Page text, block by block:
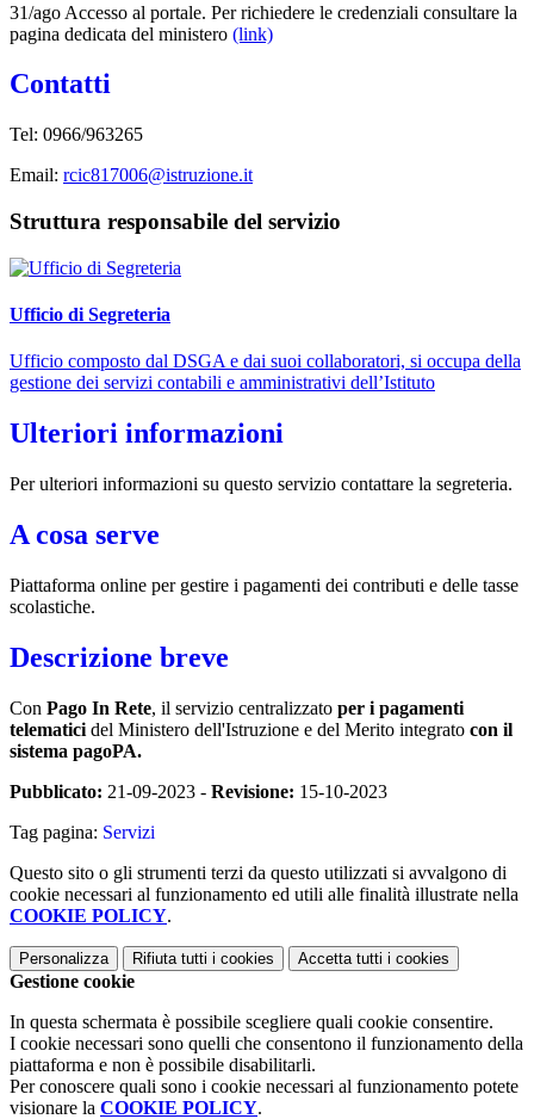
31/ago Accesso al portale. Per richiedere le credenziali consultare la
pagina dedicata del ministero (link)
Contatti
Tel: 0966/963265
Email: rcic817006@istruzione.it
Struttura responsabile del servizio
Ufficio di Segreteria
Ufficio composto dal DSGA e dai suoi collaboratori, si occupa della
gestione dei servizi contabili e amministrativi dell’Istituto
Ulteriori informazioni
Per ulteriori informazioni su questo servizio contattare la segreteria.
A cosa serve
Piattaforma online per gestire i pagamenti dei contributi e delle tasse
scolastiche.
Descrizione breve
Con Pago In Rete, il servizio centralizzato per i pagamenti
telematici del Ministero dell'Istruzione e del Merito integrato con il
sistema pagoPA.
Pubblicato: 21-09-2023 - Revisione: 15-10-2023
Tag pagina: Servizi
Questo sito o gli strumenti terzi da questo utilizzati si avvalgono di
cookie necessari al funzionamento ed utili alle finalità illustrate nella
COOKIE POLICY.
Personalizza Rifiuta tutti i cookies Accetta tutti i cookies
Gestione cookie
In questa schermata è possibile scegliere quali cookie consentire.
I cookie necessari sono quelli che consentono il funzionamento della
piattaforma e non è possibile disabilitarli.
Per conoscere quali sono i cookie necessari al funzionamento potete
visionare la COOKIE POLICY.